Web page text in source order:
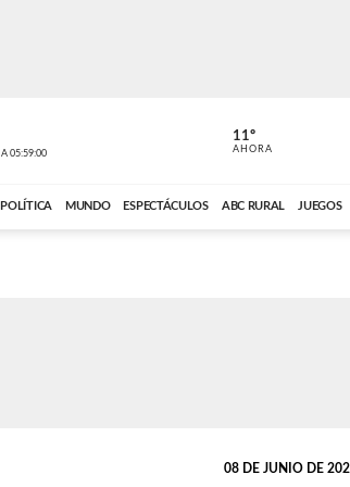
A 05:59:00 ABC CARDINAL
11º
AHORA
POLÍTICA MUNDO ESPECTÁCULOS ABC RURAL JUEGOS
08 DE JUNIO DE